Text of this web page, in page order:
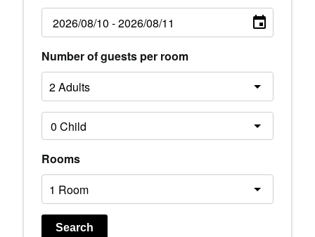
Number of guests per room
Rooms
Search